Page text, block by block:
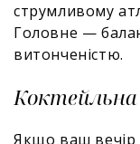
струмливому
Головне —
витонченістю.
Коктейльна
Якщо ваш вечір